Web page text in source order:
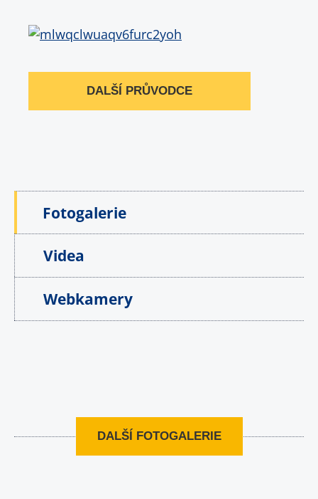
DALŠÍ PRŮVODCE
Fotogalerie
Videa
Webkamery
DALŠÍ FOTOGALERIE